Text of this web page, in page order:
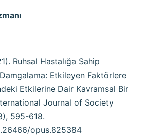
Ruhsal Hastalığa Sahip
Etkileyen Faktörlere
Etkilerine Dair Kavramsal Bir
Journal of Society
595-618.
opus.825384